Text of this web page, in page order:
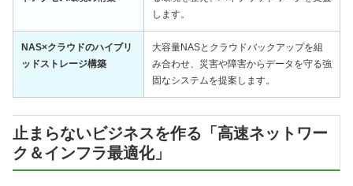
します。
NAS×クラウドのハイブリ
ッドストレージ構築
大容量NASとクラウドバックアップを組
み合わせ、災害や障害からデータを守る強
固なシステムを提案します。
止まらないビジネスを作る「高速ネットワー
ク＆インフラ最適化」